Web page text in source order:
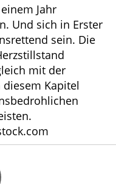
Jahr
Und sich in Erster
sein. Die
mit der
Kapitel